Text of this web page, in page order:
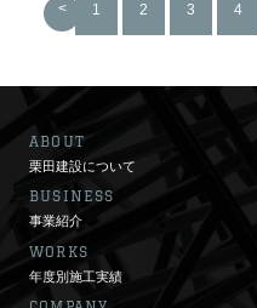
< 1 2 3 4
ABOUT
栗田建設について
BUSINESS
事業紹介
WORKS
年度別施工実績